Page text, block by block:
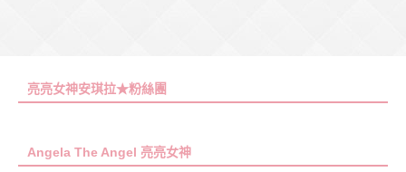
亮亮女神安琪拉★粉絲團
Angela The Angel 亮亮女神